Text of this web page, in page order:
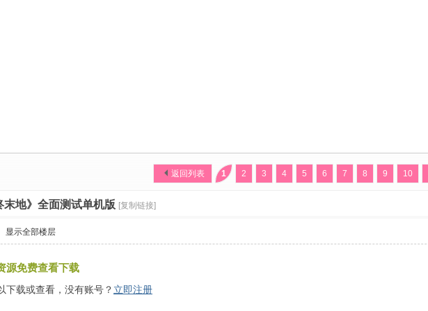
1 2 3 4 5 6 7 8 9 10
返回列表
末地》全面测试单机版 [复制链接]
显示全部楼层
源免费查看下载
下载或查看，没有账号？ 立即注册